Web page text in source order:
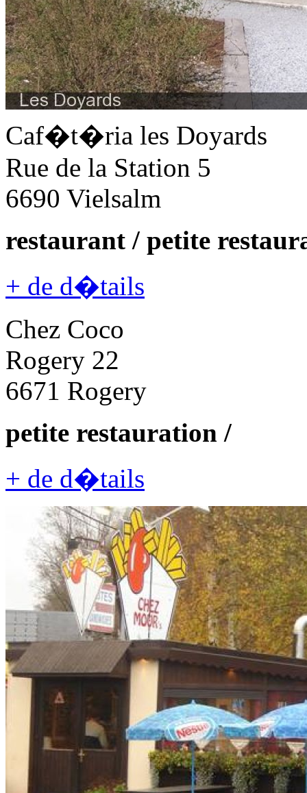
Caf�t�ria les Doyards
Rue de la Station 5
6690 Vielsalm
restaurant / petite
+ de d�tails
Chez Coco
Rogery 22
6671 Rogery
petite restauration /
+ de d�tails